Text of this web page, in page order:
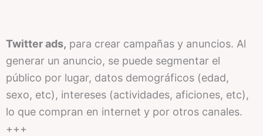
Twitter ads, para crear campañas y anuncios. Al
generar un anuncio, se puede segmentar el
público por lugar, datos demográficos (edad,
sexo, etc), intereses (actividades, aficiones, etc),
lo que compran en internet y por otros canales.
+++